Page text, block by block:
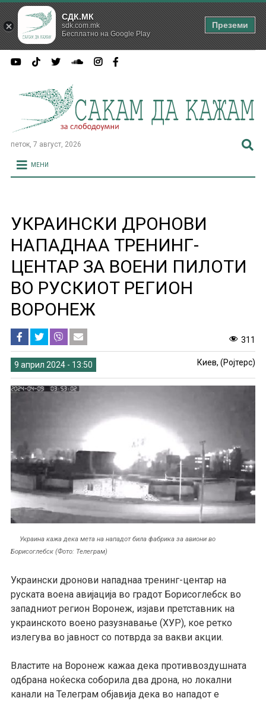
петок, 7 август, 2026
МЕНИ
УКРАИНСКИ ДРОНОВИ
НАПАДНАА ТРЕНИНГ-
ЦЕНТАР ЗА ВОЕНИ ПИЛОТИ
ВО РУСКИОТ РЕГИОН
ВОРОНЕЖ
311
9 април 2024 - 13:50 Киев, (Ројтерс)
Украина кажа дека мета на нападот била фабрика за авиони во
Борисоглебск (Фото: Телеграм)
Украински дронови нападнаа тренинг-центар на
руската воена авијација во градот Борисоглебск во
западниот регион Воронеж, изјави претставник на
украинското воено разузнавање (ХУР), кое ретко
излегува во јавност со потврда за вакви акции.
Властите на Воронеж кажаа дека противвоздушната
одбрана ноќеска соборила два дрона, но локални
канали на Телеграм објавија дека во нападот е
СДК.МК
sdk.com.mk
Бесплатно на Google Play
Преземи